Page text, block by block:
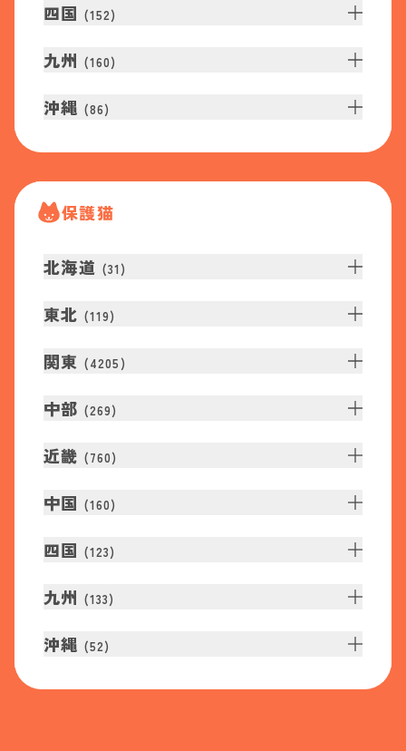
四国 (152)
九州 (160)
沖縄 (86)
保護猫
北海道 (31 )
東北 (119)
関東 (4205 )
中部 (269)
近畿 (760)
中国 (160)
四国 (123)
九州 (133)
沖縄 (52)